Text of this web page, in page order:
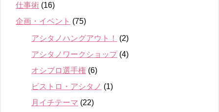
仕事術 (16)
企画・イベント (75)
アシタノハングアウト！
(2)
アシタノワークショップ(4)
オシブロ選手権 (6)
ビストロ・アシタノ (1)
月イチテーマ (22)